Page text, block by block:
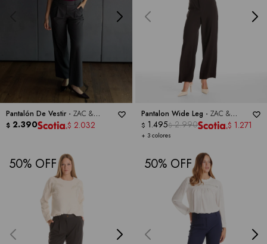
Pantalón De Vestir - ZAC &
RACHEL
$ 2.390 $ 2.032
Pantalon Wide Leg - ZAC &
RACHEL
+ 3 colores
$ 1.495$ 2.990 $ 1.271
50 50